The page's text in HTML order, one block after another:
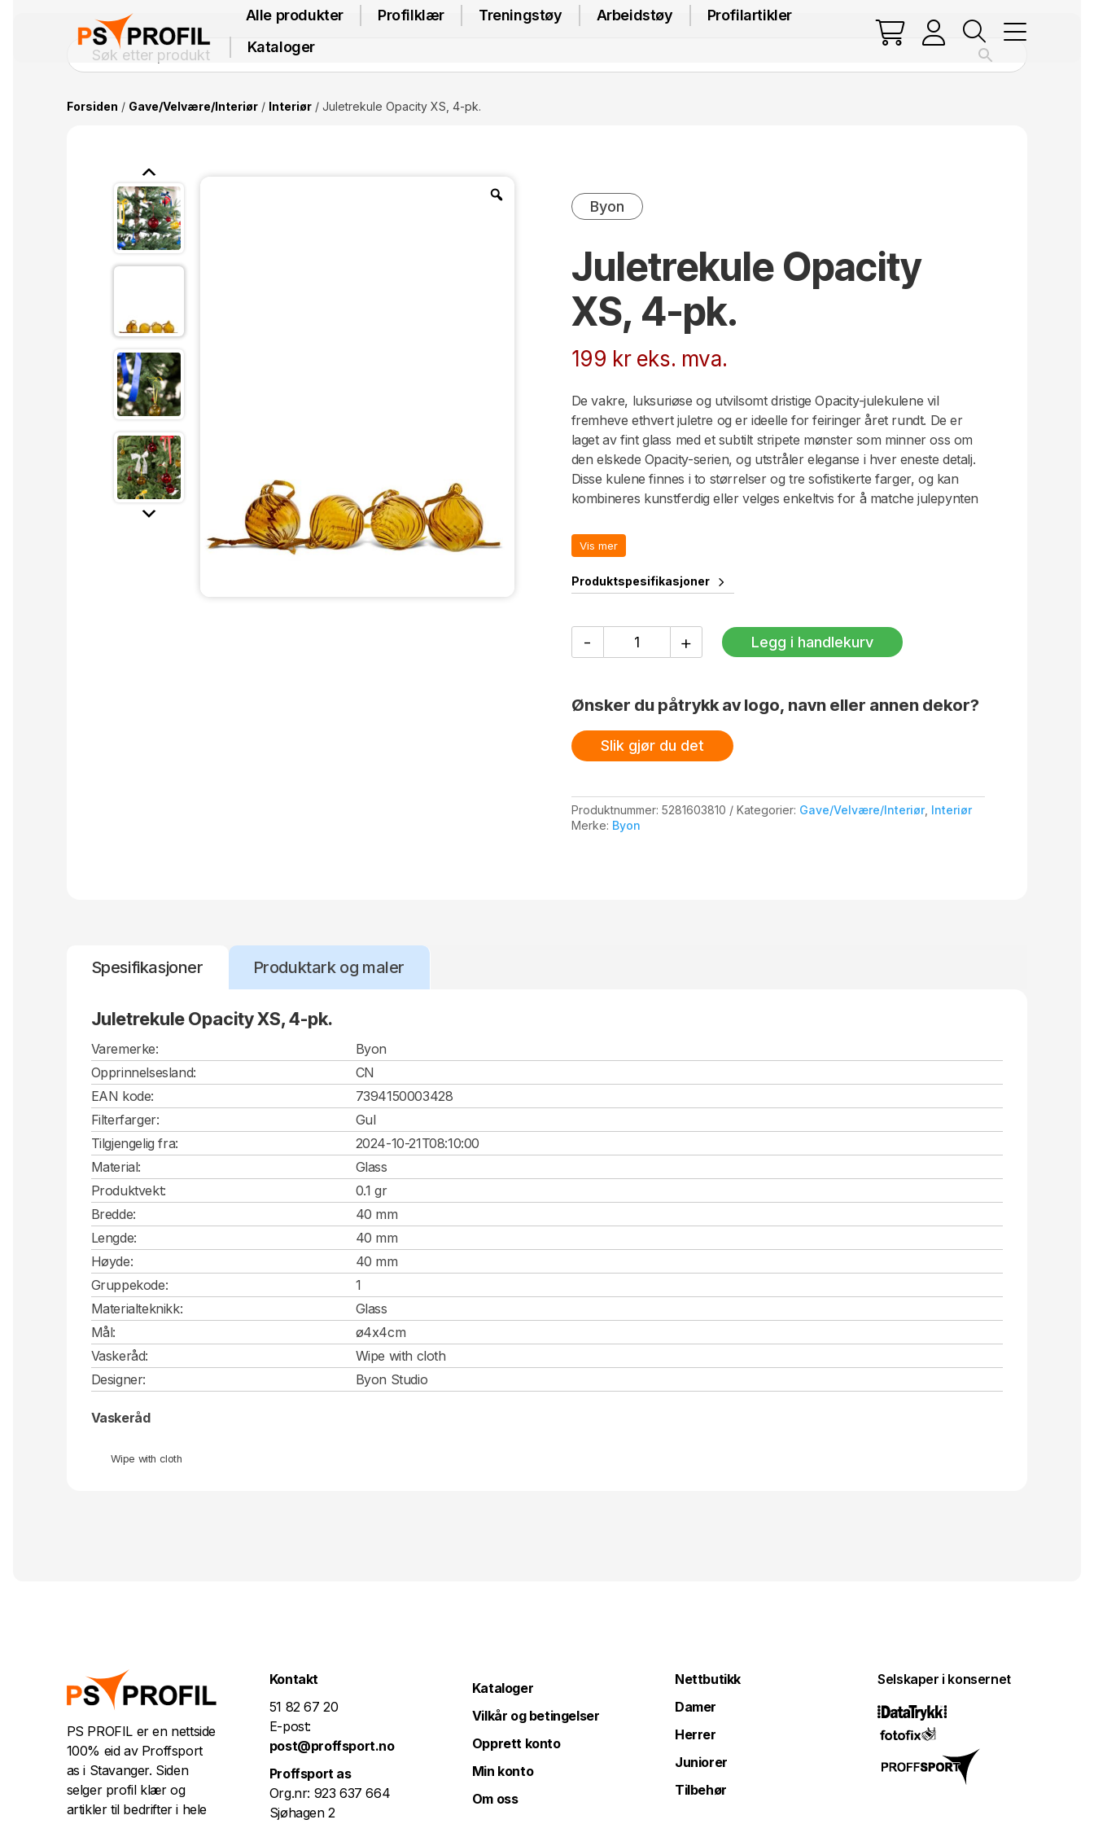
Alle produkter Profilklær Treningstøy Arbeidstøy
Profilartikler
Kataloger
Forsiden / Gave/Velvære/Interiør/ Interiør/ Juletrekule Opacity XS, 4-pk.
Byon
Juletrekule Opacity
XS, 4-pk.
199 kr eks. mva.
De vakre, luksuriøse og utvilsomt dristige Opacity-julekulene vil
fremheve ethvert juletre og er ideelle for feiringer året rundt. De er
laget av fint glass med et subtilt stripete mønster som minner oss om
den elskede Opacity-serien, og utstråler eleganse i hver eneste detalj.
Disse kulene finnes i to størrelser og tre sofistikerte farger, og kan
kombineres kunstferdig eller velges enkeltvis for å matche julepynten
inneholder to, alle pakket i en elegant gaveeske. Med matchende
satengbånd er disse kulene et ekte designstatement. Designet av Byon
Studio. Leveres i en Byon-eske som sikrer at alle detaljer er like
raffinerte som kulene selv.
Kulene er håndlaget, farge- og teksturforskjeller kan forekomme.
Vis mer
Produktspesifikasjoner
-
Opacity
antall
+ Legg i handlekurv
Ønsker du påtrykk av logo, navn eller annen dekor?
Slik gjør du det
Produktnummer: 5281603810 Kategorier: Gave/Velvære/Interiør, Interiør
Merke: Byon
Spesifikasjoner Produktark og maler
Juletrekule Opacity XS, 4-pk.
Varemerke:
Byon
Opprinnelsesland:
CN
EAN kode:
7394150003428
Filterfarger:
Gul
Tilgjengelig fra:
2024-10-21T08:10:00
Material:
Glass
Produktvekt:
0.1 gr
Bredde:
40 mm
Lengde:
40 mm
Høyde:
40 mm
Gruppekode:
1
Materialteknikk:
Glass
Mål:
ø4x4cm
Vaskeråd:
Wipe with cloth
Designer:
Byon Studio
Vaskeråd
Wipe with cloth
PS PROFIL er en nettside
100% eid av Proffsport
as i Stavanger. Siden
selger profil klær og
artikler til bedrifter i hele
Kontakt
51 82 67 20
E-post:
post@proffsport.no
Proffsport as
Org.nr: 923 637 664
Sjøhagen 2
Kataloger
Vilkår og betingelser
Opprett konto
Min konto
Om oss
Nettbutikk
Damer
Herrer
Juniorer
Tilbehør
Selskaper i konsernet